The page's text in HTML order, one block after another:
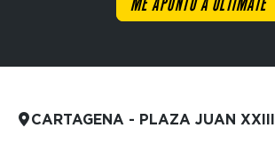
ME APUNTO A ULTIMATE
CARTAGENA - PLAZA JUAN XXIII